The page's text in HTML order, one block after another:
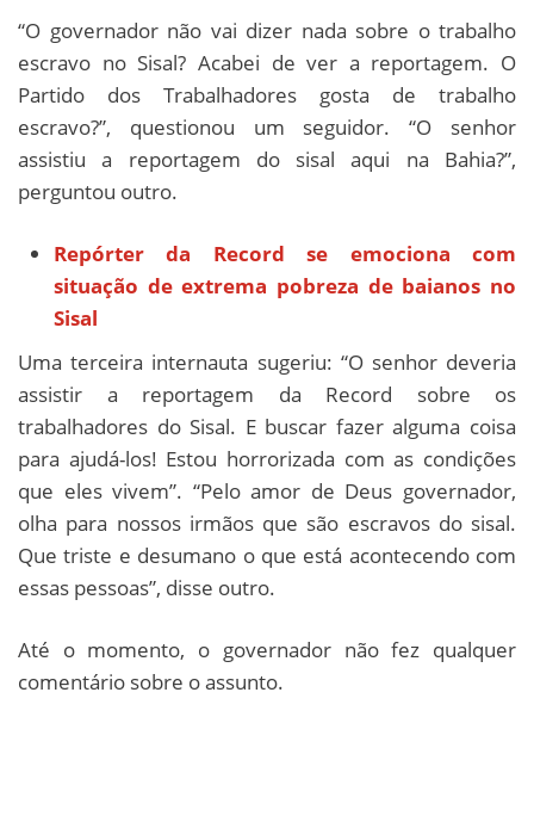
“O governador não vai dizer nada sobre o trabalho
escravo no Sisal? Acabei de ver a reportagem. O
Partido dos Trabalhadores gosta de trabalho
escravo?”, questionou um seguidor. “O senhor
assistiu a reportagem do sisal aqui na Bahia?”,
perguntou outro.
Repórter da Record se emociona com
situação de extrema pobreza de baianos no
Sisal
Uma terceira internauta sugeriu: “O senhor deveria
assistir a reportagem da Record sobre os
trabalhadores do Sisal. E buscar fazer alguma coisa
para ajudá-los! Estou horrorizada com as condições
que eles vivem”. “Pelo amor de Deus governador,
olha para nossos irmãos que são escravos do sisal.
Que triste e desumano o que está acontecendo com
essas pessoas”, disse outro.
Até o momento, o governador não fez qualquer
comentário sobre o assunto.